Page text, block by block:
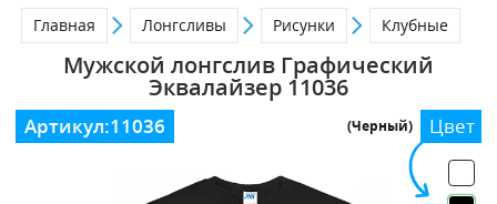
Главная Лонгсливы Рисунки Клубные
Мужской лонгслив Графический
Эквалайзер 11036
Цвет
(Черный)
Артикул:11036